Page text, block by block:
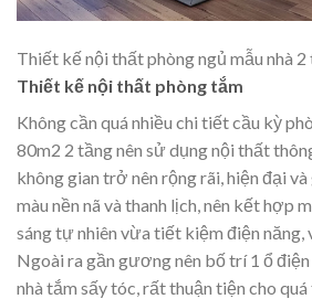
Thiết kế nội thất phòng ngủ mẫu nhà
Thiết kế nội thất phòng tắm
Không cần quá nhiều chi tiết cầu kỳ
80m2 2 tầng nên sử dụng nội thất
không gian trở nên rộng rãi, hiện đại
màu nền nã và thanh lịch, nên kết hợp
sáng tự nhiên vừa tiết kiệm điện năng,
Ngoài ra gần gương nên bố trí 1 ổ
nhà tắm sấy tóc, rất thuận tiện cho quá